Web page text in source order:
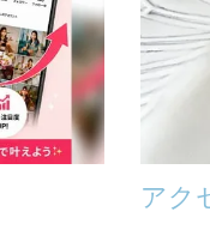
アク